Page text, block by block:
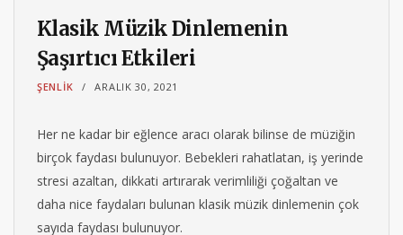
Klasik Müzik Dinlemenin
Şaşırtıcı Etkileri
ŞENLIK ARALIK 30, 2021
Her ne kadar bir eğlence aracı olarak bilinse de müziğin
birçok faydası bulunuyor. Bebekleri rahatlatan, iş yerinde
stresi azaltan, dikkati artırarak verimliliği çoğaltan ve
daha nice faydaları bulunan klasik müzik dinlemenin çok
sayıda faydası bulunuyor.